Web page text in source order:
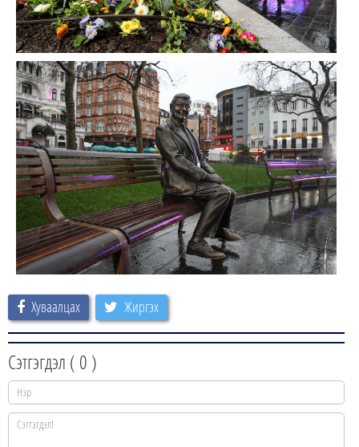
Хуваалцах Жиргэх
Сэтгэгдэл ( 0 )